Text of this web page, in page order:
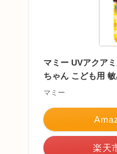
マミー UVアクア
ちゃん こども用
マミー
楽天